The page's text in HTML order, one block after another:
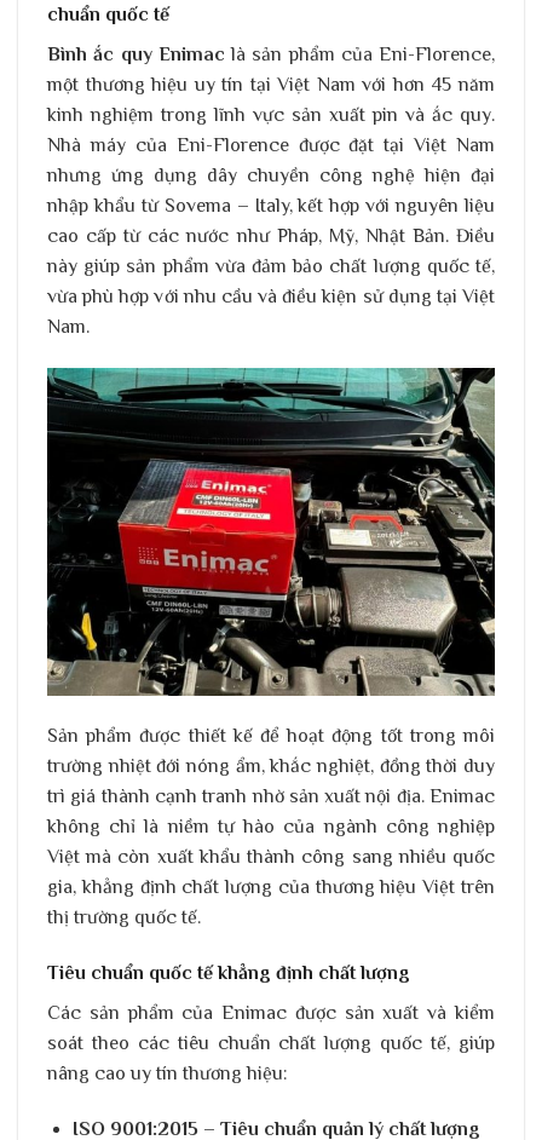
chuẩn quốc tế
Bình ắc quy Enimac là sản phẩm của Eni-Florence,
một thương hiệu uy tín tại Việt Nam với hơn 45 năm
kinh nghiệm trong lĩnh vực sản xuất pin và ắc quy.
Nhà máy của Eni-Florence được đặt tại Việt Nam
nhưng ứng dụng dây chuyền công nghệ hiện đại
nhập khẩu từ Sovema – Italy, kết hợp với nguyên liệu
cao cấp từ các nước như Pháp, Mỹ, Nhật Bản. Điều
này giúp sản phẩm vừa đảm bảo chất lượng quốc tế,
vừa phù hợp với nhu cầu và điều kiện sử dụng tại Việt
Nam.
Sản phẩm được thiết kế để hoạt động tốt trong môi
trường nhiệt đới nóng ẩm, khắc nghiệt, đồng thời duy
trì giá thành cạnh tranh nhờ sản xuất nội địa. Enimac
không chỉ là niềm tự hào của ngành công nghiệp
Việt mà còn xuất khẩu thành công sang nhiều quốc
gia, khẳng định chất lượng của thương hiệu Việt trên
thị trường quốc tế.
Tiêu chuẩn quốc tế khẳng định chất lượng
Các sản phẩm của Enimac được sản xuất và kiểm
soát theo các tiêu chuẩn chất lượng quốc tế, giúp
nâng cao uy tín thương hiệu:
ISO 9001:2015 – Tiêu chuẩn quản lý chất lượng